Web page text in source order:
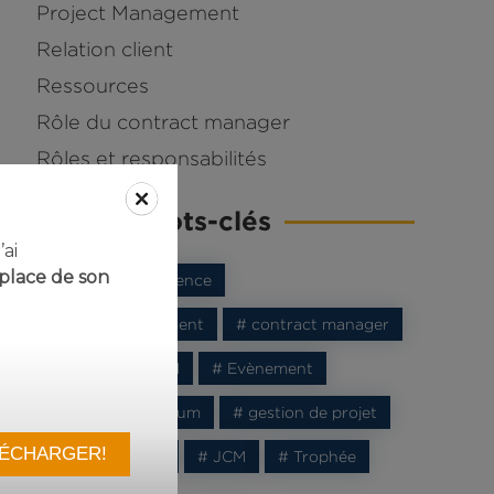
Project Management
Relation client
Ressources
Rôle du contract manager
Rôles et responsabilités
Nuage de mots-clés
# AFCM # conférence
# Contract Management # contract manager
# E2CM # Evènement
# forum # gestion de projet
# IA # interview # JCM # Trophée
de son